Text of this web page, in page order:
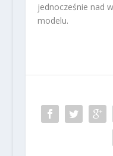
jednocześnie nad
modelu.